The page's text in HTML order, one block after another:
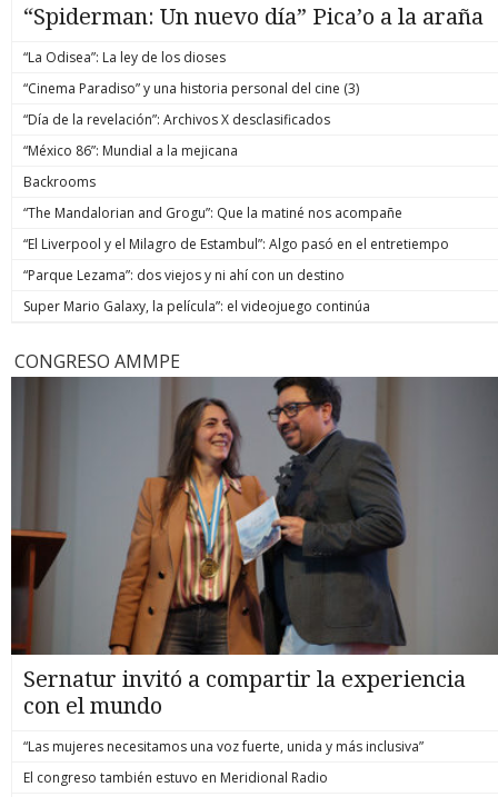
“Spiderman: Un nuevo día” Pica’o a la araña
“La Odisea”: La ley de los dioses
“Cinema Paradiso” y una historia personal del cine (3)
“Día de la revelación”: Archivos X desclasificados
“México 86”: Mundial a la mejicana
Backrooms
“The Mandalorian and Grogu”: Que la matiné nos acompañe
“El Liverpool y el Milagro de Estambul”: Algo pasó en el entretiempo
“Parque Lezama”: dos viejos y ni ahí con un destino
Super Mario Galaxy, la película”: el videojuego continúa
CONGRESO AMMPE
Sernatur invitó a compartir la experiencia
con el mundo
“Las mujeres necesitamos una voz fuerte, unida y más inclusiva”
El congreso también estuvo en Meridional Radio